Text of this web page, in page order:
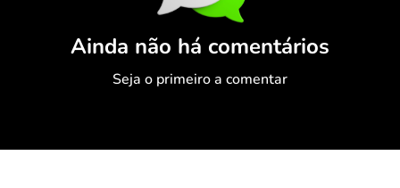
Ainda não há comentários
Seja o primeiro a comentar